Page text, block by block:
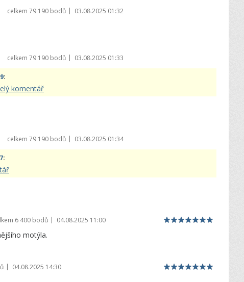
celkem 79 190 bodů | 03.08.2025 01:32
celkem 79 190 bodů | 03.08.2025 01:33
:
komentář
celkem 79 190 bodů | 03.08.2025 01:34
:
6 400 bodů | 04.08.2025 11:00
motýla.
| 04.08.2025 14:30